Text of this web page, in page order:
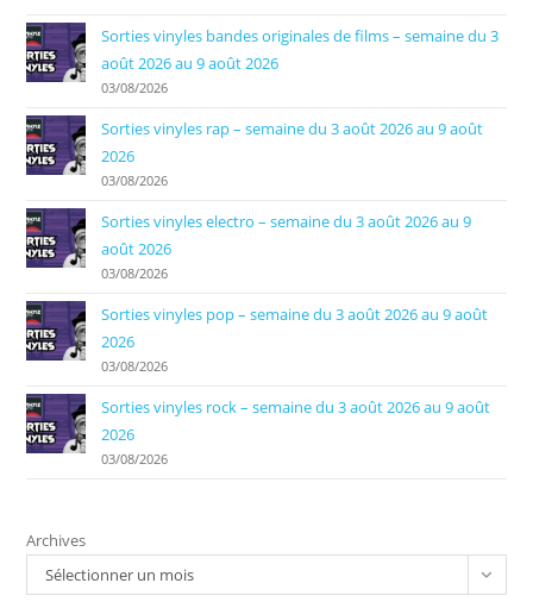
Sorties vinyles bandes originales de films – semaine du 3
août 2026 au 9 août 2026
03/08/2026
Sorties vinyles rap – semaine du 3 août 2026 au 9 août
2026
03/08/2026
Sorties vinyles electro – semaine du 3 août 2026 au 9
août 2026
03/08/2026
Sorties vinyles pop – semaine du 3 août 2026 au 9 août
2026
03/08/2026
Sorties vinyles rock – semaine du 3 août 2026 au 9 août
2026
03/08/2026
Archives
Sélectionner un mois